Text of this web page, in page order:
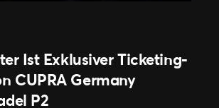
Zählt
CUPRA Germany
P2